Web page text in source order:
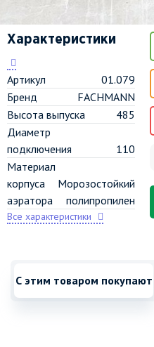
Характеристики
Артикул
01.079
Бренд
FACHMANN
Высота выпуска
485
Диаметр
подключения
110
Материал
корпуса
аэратора
Морозостойкий
полипропилен
Все характеристики
С этим товаром покупают